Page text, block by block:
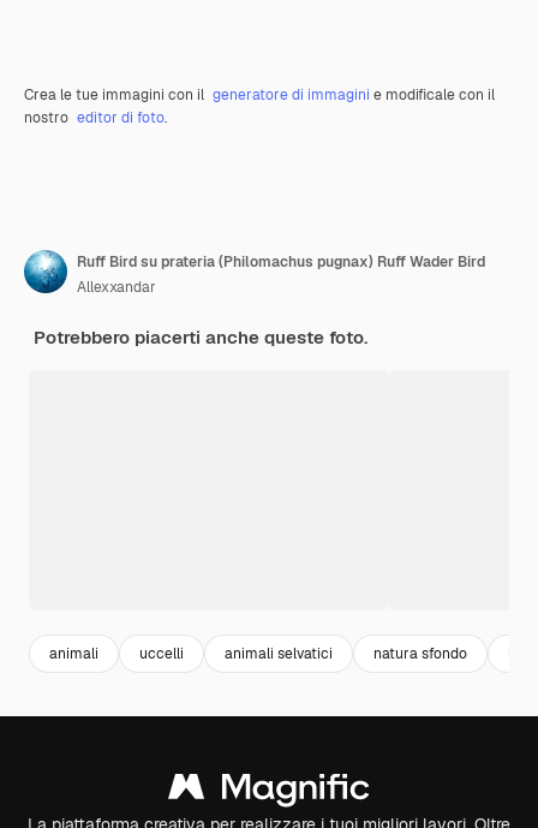
Crea le tue immagini con il generatore di immagini e modificale con il
nostro editor di foto.
Ruff Bird su prateria (Philomachus pugnax) Ruff Wader Bird
Allexxandar
Potrebbero piacerti anche queste foto.
animali uccelli animali selvatici natura sfondo